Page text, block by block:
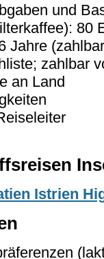
und
80
Jahre
zahlbar
an Land
Istrien